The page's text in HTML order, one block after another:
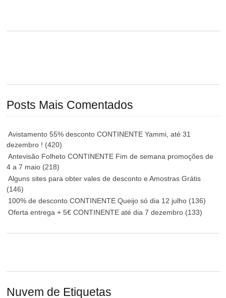
Posts Mais Comentados
Avistamento 55% desconto CONTINENTE Yammi, até 31
dezembro ! (420)
Antevisão Folheto CONTINENTE Fim de semana promoções de
4 a 7 maio (218)
Alguns sites para obter vales de desconto e Amostras Grátis
(146)
100% de desconto CONTINENTE Queijo só dia 12 julho (136)
Oferta entrega + 5€ CONTINENTE até dia 7 dezembro (133)
Nuvem de Etiquetas